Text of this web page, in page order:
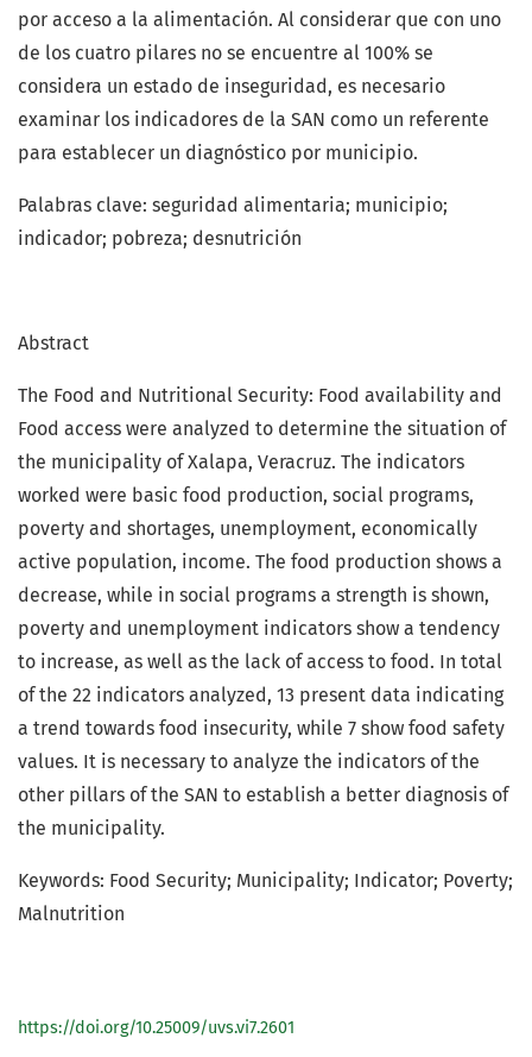
por acceso a la alimentación. Al considerar que con uno
de los cuatro pilares no se encuentre al 100% se
considera un estado de inseguridad, es necesario
examinar los indicadores de la SAN como un referente
para establecer un diagnóstico por municipio.
Palabras clave: seguridad alimentaria; municipio;
indicador; pobreza; desnutrición
Abstract
The Food and Nutritional Security: Food availability and
Food access were analyzed to determine the situation of
the municipality of Xalapa, Veracruz. The indicators
worked were basic food production, social programs,
poverty and shortages, unemployment, economically
active population, income. The food production shows a
decrease, while in social programs a strength is shown,
poverty and unemployment indicators show a tendency
to increase, as well as the lack of access to food. In total
of the 22 indicators analyzed, 13 present data indicating
a trend towards food insecurity, while 7 show food safety
values. It is necessary to analyze the indicators of the
other pillars of the SAN to establish a better diagnosis of
the municipality.
Keywords: Food Security; Municipality; Indicator; Poverty;
Malnutrition
https://doi.org/10.25009/uvs.vi7.2601